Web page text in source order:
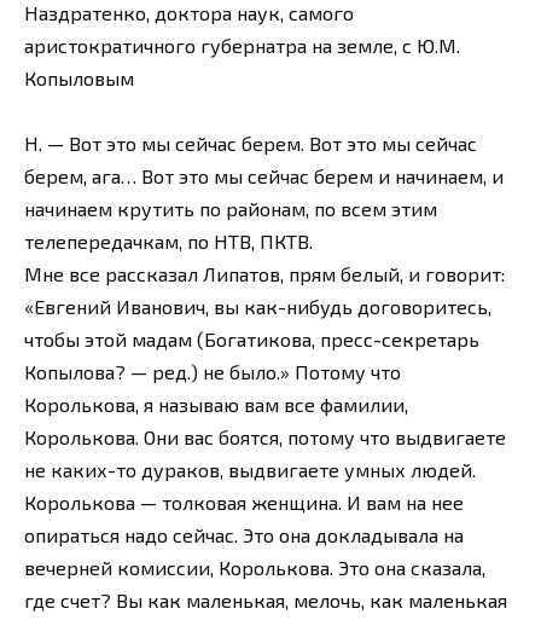
Наздратенко, доктора наук, самого
аристократичного губернатра на земле, с Ю.М.
Копыловым
Н. — Вот это мы сейчас берем. Вот это мы сейчас
берем, ага… Вот это мы сейчас берем и начинаем, и
начинаем крутить по районам, по всем этим
телепередачкам, по НТВ, ПКТВ.
Мне все рассказал Липатов, прям белый, и говорит:
«Евгений Иванович, вы как-нибудь договоритесь,
чтобы этой мадам (Богатикова, пресс-секретарь
Копылова? — ред.) не было.» Потому что
Королькова, я называю вам все фамилии,
Королькова. Они вас боятся, потому что выдвигаете
не каких-то дураков, выдвигаете умных людей.
Королькова — толковая женщина. И вам на нее
опираться надо сейчас. Это она докладывала на
вечерней комиссии, Королькова. Это она сказала,
где счет? Вы как маленькая, мелочь, как маленькая